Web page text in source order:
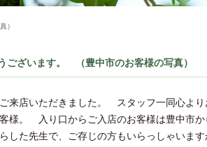
）
ございます。 （豊中市のお客様の写真）
来店いただきました。 スタッフ一同心よ
様。 入り口からご入店のお客様は豊中市
した先生で、ご存じの方もいらっしゃい